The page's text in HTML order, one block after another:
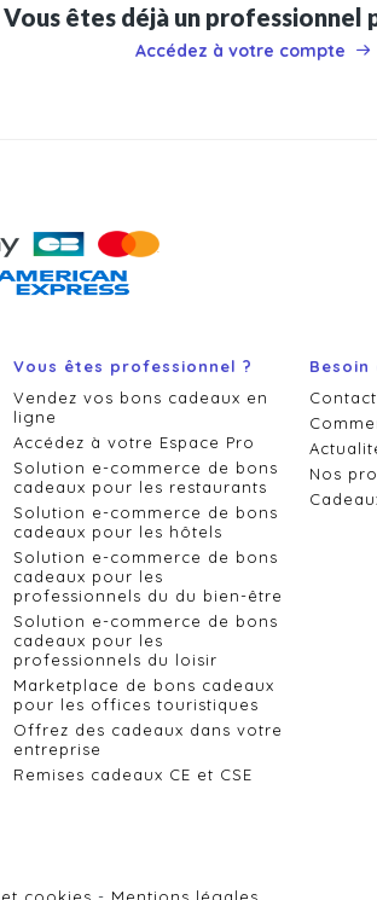
Vous êtes déjà un professionnel
Accédez à votre compte
Vous êtes professionnel ?
Vendez vos bons cadeaux en
ligne
Accédez à votre Espace Pro
Solution e-commerce de bons
cadeaux pour les restaurants
Solution e-commerce de bons
cadeaux pour les hôtels
Solution e-commerce de bons
cadeaux pour les
professionnels du du bien-être
Solution e-commerce de bons
cadeaux pour les
professionnels du loisir
Marketplace de bons cadeaux
pour les offices touristiques
Offrez des cadeaux dans votre
entreprise
Remises cadeaux CE et CSE
Besoin
Contact
Nos